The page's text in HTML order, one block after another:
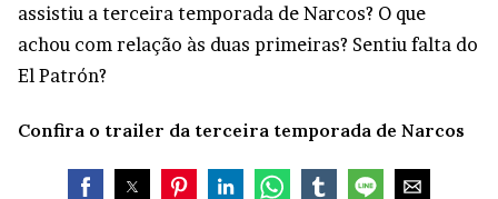
assistiu a terceira temporada de Narcos? O que
achou com relação às duas primeiras? Sentiu falta do
El Patrón?
Confira o trailer da terceira temporada de Narcos